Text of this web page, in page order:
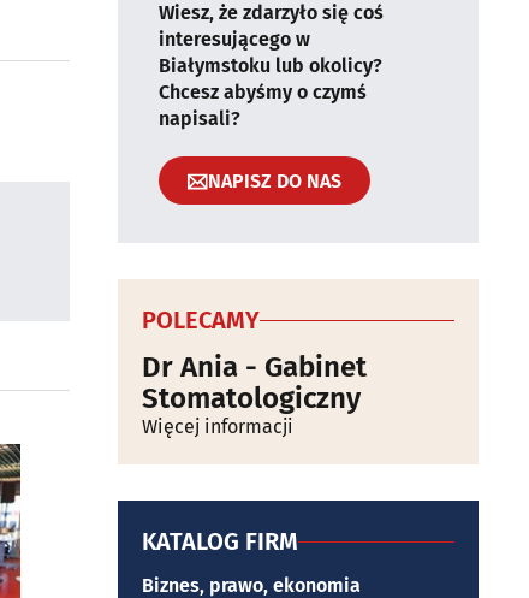
Wiesz, że zdarzyło się coś
interesującego w
Białymstoku lub okolicy?
Chcesz abyśmy o czymś
napisali?
NAPISZ DO NAS
POLECAMY
Dr Ania - Gabinet
Stomatologiczny
Więcej informacji
KATALOG FIRM
Biznes, prawo, ekonomia